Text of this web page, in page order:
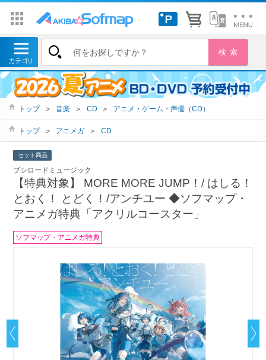
トップ ＞ 音楽 ＞ CD ＞ アニメ・ゲーム・声優（CD）
トップ ＞ アニメガ ＞ CD
セット商品
ブシロードミュージック
【特典対象】 MORE MORE JUMP！/ はしる！
とおく！ とどく！/アンチユー ◆ソフマップ・
アニメガ特典「アクリルコースター」
ソフマップ・アニメガ特典